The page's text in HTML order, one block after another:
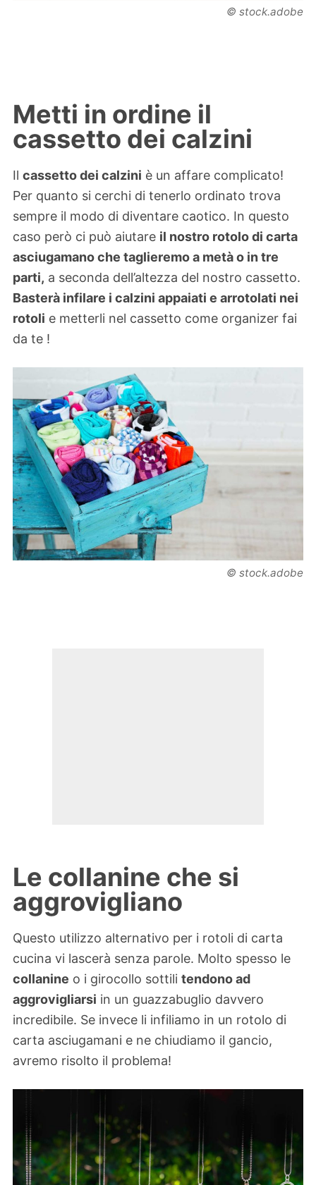
© stock.adobe
Metti in ordine il
cassetto dei calzini
Il cassetto dei calzini è un affare complicato!
Per quanto si cerchi di tenerlo ordinato trova
sempre il modo di diventare caotico. In questo
caso però ci può aiutare il nostro rotolo di carta
asciugamano che taglieremo a metà o in tre
parti, a seconda dell’altezza del nostro cassetto.
Basterà infilare i calzini appaiati e arrotolati nei
rotoli e metterli nel cassetto come organizer fai
da te !
© stock.adobe
Le collanine che si
aggrovigliano
Questo utilizzo alternativo per i rotoli di carta
cucina vi lascerà senza parole. Molto spesso le
collanine o i girocollo sottili tendono ad
aggrovigliarsi in un guazzabuglio davvero
incredibile. Se invece li infiliamo in un rotolo di
carta asciugamani e ne chiudiamo il gancio,
avremo risolto il problema!